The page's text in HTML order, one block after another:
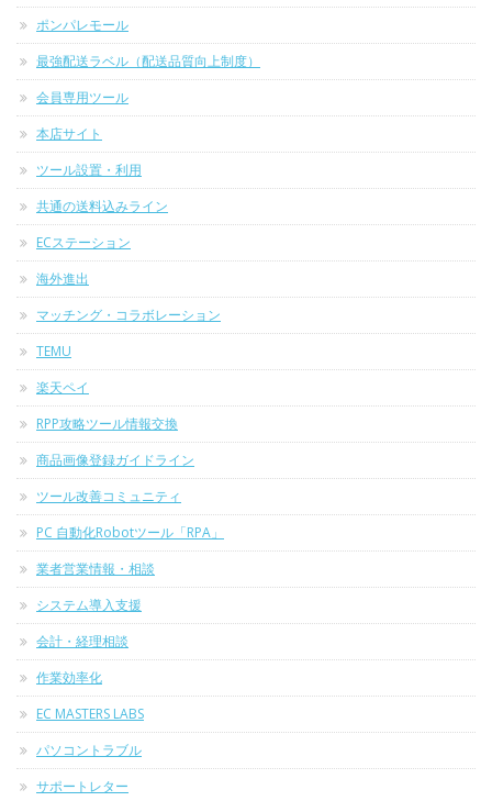
ポンパレモール
最強配送ラベル（配送品質向上制度）
会員専用ツール
本店サイト
ツール設置・利用
共通の送料込みライン
ECステーション
海外進出
マッチング・コラボレーション
TEMU
楽天ペイ
RPP攻略ツール情報交換
商品画像登録ガイドライン
ツール改善コミュニティ
PC 自動化Robotツール「RPA」
業者営業情報・相談
システム導入支援
会計・経理相談
作業効率化
EC MASTERS LABS
パソコントラブル
サポートレター